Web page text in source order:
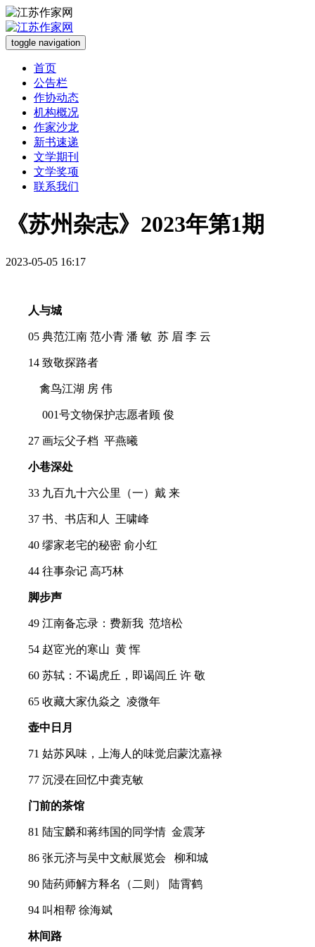
toggle navigation
首页
公告栏
作协动态
机构概况
作家沙龙
新书速递
文学期刊
文学奖项
联系我们
《苏州杂志》2023年第1期
2023-05-05 16:17
人与城
05 典范江南 范小青 潘 敏 苏 眉 李 云
14 致敬探路者
禽鸟江湖 房 伟
001号文物保护志愿者顾 俊
27 画坛父子档 平燕曦
小巷深处
33 九百九十六公里（一）戴 来
37 书、书店和人 王啸峰
40 缪家老宅的秘密 俞小红
44 往事杂记 高巧林
脚步声
49 江南备忘录：费新我 范培松
54 赵宧光的寒山 黄 恽
60 苏轼：不谒虎丘，即谒闾丘 许 敬
65 收藏大家仇焱之 凌微年
壶中日月
71 姑苏风味，上海人的味觉启蒙沈嘉禄
77 沉浸在回忆中龚克敏
门前的茶馆
81 陆宝麟和蒋纬国的同学情 金震茅
86 张元济与吴中文献展览会 柳和城
90 陆药师解方释名（二则） 陆霄鹤
94 叫相帮 徐海斌
林间路